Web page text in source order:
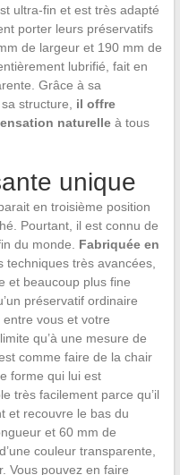
ultra-fin et est très adapté
porter leurs préservatifs
de largeur et 190 mm de
lubrifié, fait en
Grâce à sa
structure, il offre
naturelleà tous
unique
en troisième position
Pourtant, il est connu de
du monde. Fabriquée en
techniques très avancées,
et beaucoup plus fine
préservatif ordinaire
entre vous et votre
qu’à une mesure de
comme faire de la chair
forme qui lui est
très facilement parce qu’il
et recouvre le bas du
et 60 mm de
couleur transparente,
Vous pouvez en faire